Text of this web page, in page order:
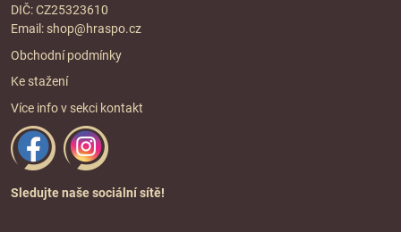
DIČ: CZ25323610
Email: shop@hraspo.cz
Obchodní podmínky
Ke stažení
Více info v sekci kontakt
Sledujte naše sociální sítě!